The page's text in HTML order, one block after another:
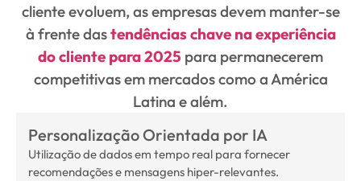
cliente evoluem, as empresas devem manter-se
à frente dastendências chave na experiência
do cliente para 2025 para permanecerem
competitivas em mercados como a América
Latina e além.
Personalização Orientada por IA
Utilização de dados em tempo real para fornecer
recomendações e mensagens hiper-relevantes.